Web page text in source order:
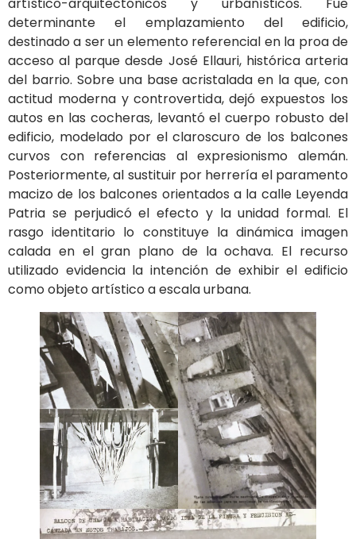
determinante el emplazamiento del edificio,
destinado a ser un elemento referencial en la proa de
acceso al parque desde José Ellauri, histórica arteria
del barrio. Sobre una base acristalada en la que, con
actitud moderna y controvertida, dejó expuestos los
autos en las cocheras, levantó el cuerpo robusto del
edificio, modelado por el claroscuro de los balcones
curvos con referencias al expresionismo alemán.
Posteriormente, al sustituir por herrería el paramento
macizo de los balcones orientados a la calle Leyenda
Patria se perjudicó el efecto y la unidad formal. El
rasgo identitario lo constituye la dinámica imagen
calada en el gran plano de la ochava. El recurso
utilizado evidencia la intención de exhibir el edificio
como objeto artístico a escala urbana.